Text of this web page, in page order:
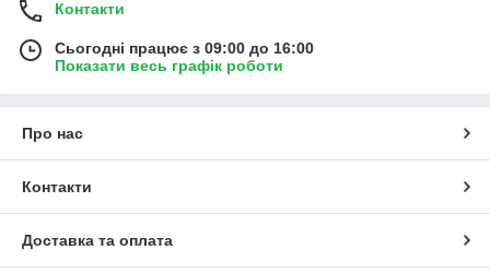
Контакти
Сьогодні працює з 09:00 до 16:00
Показати весь графік роботи
Про нас
Контакти
Доставка та оплата